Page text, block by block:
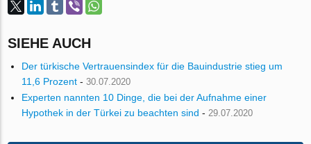
SIEHE AUCH
Der türkische Vertrauensindex für die Bauindustrie stieg um
11,6 Prozent -30.07.2020
Experten nannten 10 Dinge, die bei der Aufnahme einer
Hypothek in der Türkei zu beachten sind - 29.07.2020